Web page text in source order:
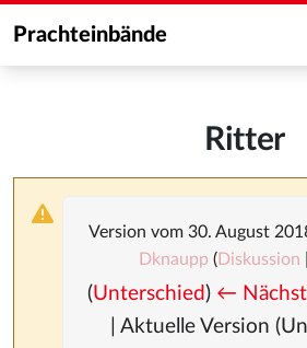
Prachteinbände
Ritter
Version vom 30. August
Dknaupp (Diskussion
(Unterschied ) ←
| Aktuelle Version